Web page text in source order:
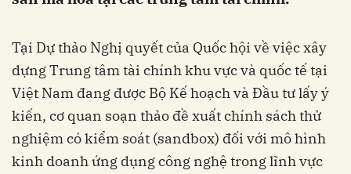
Tại Dự thảo Nghị quyết của Quốc hội về việc xây
dựng Trung tâm tài chính khu vực và quốc tế tại
Việt Nam đang được Bộ Kế hoạch và Đầu tư lấy ý
kiến, cơ quan soạn thảo đề xuất chính sách thử
nghiệm có kiểm soát (sandbox) đối với mô hình
kinh doanh ứng dụng công nghệ trong lĩnh vực